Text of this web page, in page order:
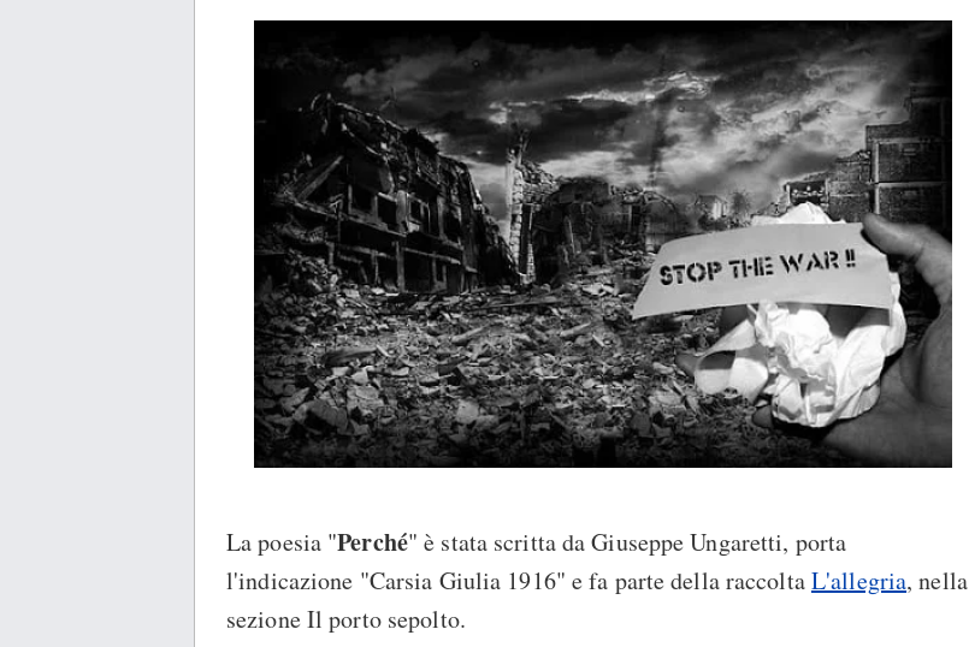
La poesia "Perché" è stata scritta da Giuseppe Ungaretti, porta
l'indicazione "Carsia Giulia 1916" e fa parte della raccoltaL'allegria, nella
sezione Il porto sepolto.